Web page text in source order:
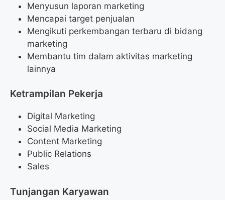
Menyusun laporan marketing
Mencapai target penjualan
Mengikuti perkembangan terbaru di bidang
marketing
Membantu tim dalam aktivitas marketing
lainnya
Ketrampilan Pekerja
Digital Marketing
Social Media Marketing
Content Marketing
Public Relations
Sales
Tunjangan Karyawan